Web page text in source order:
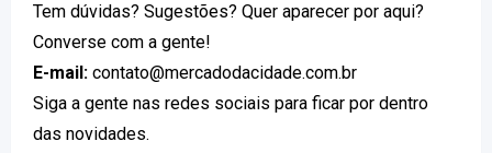
Tem dúvidas? Sugestões? Quer aparecer por aqui?
Converse com a gente!
E-mail: contato@mercadodacidade.com.br
Siga a gente nas redes sociais para ficar por dentro
das novidades.